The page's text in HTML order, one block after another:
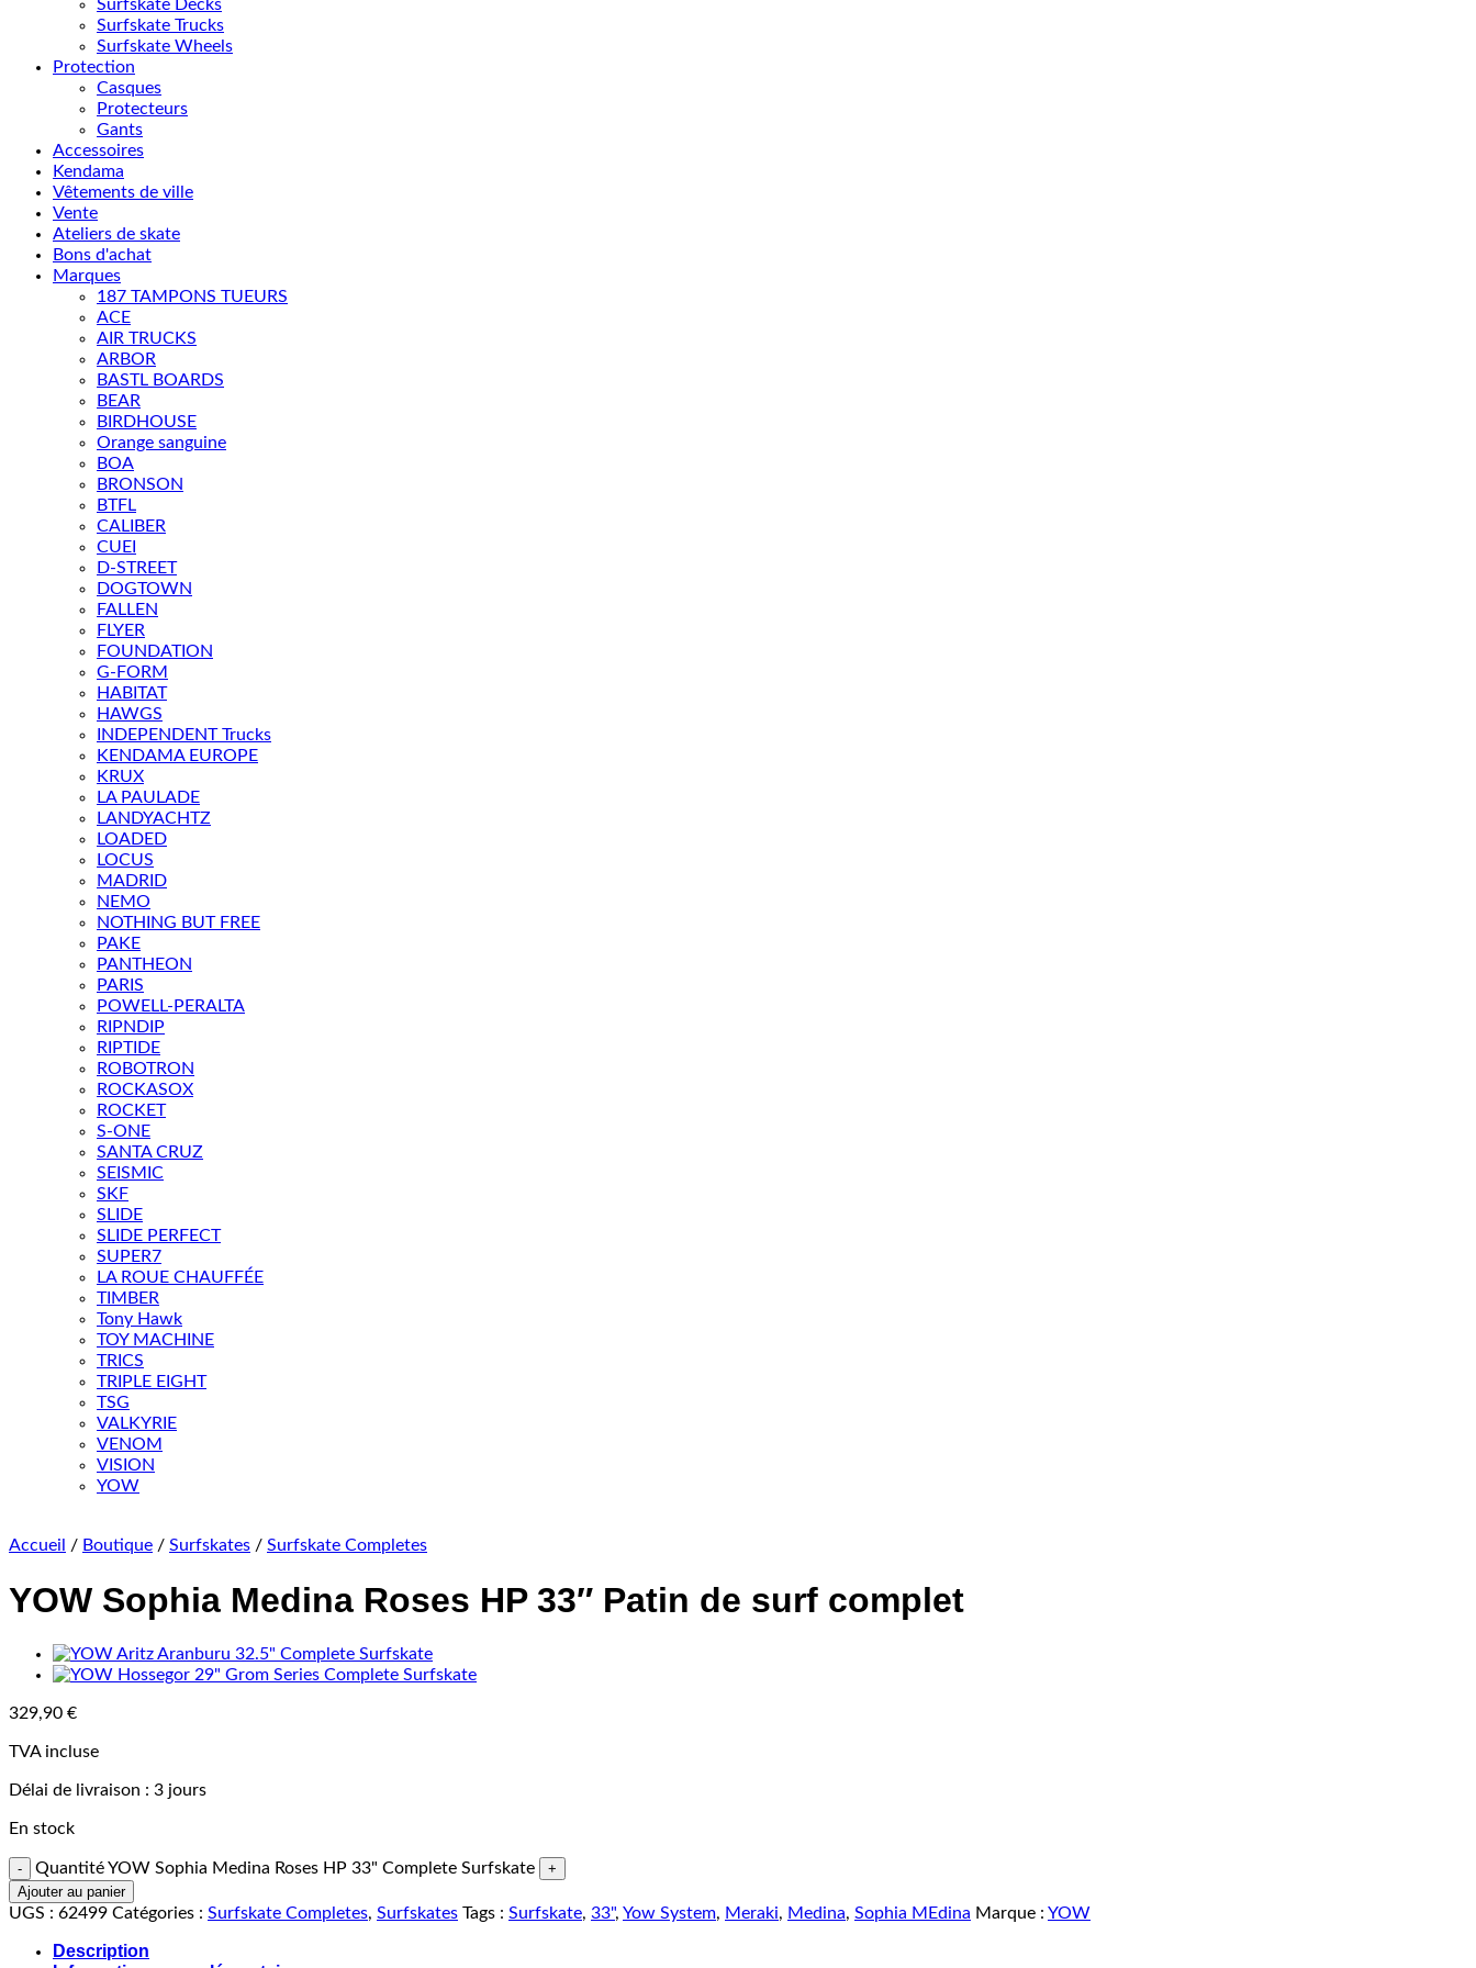
Surfskate Decks
Surfskate Trucks
Surfskate Wheels
Protection
Casques
Protecteurs
Gants
Accessoires
Kendama
Vêtements de ville
Vente
Ateliers de skate
Bons d'achat
Marques
187 TAMPONS TUEURS
ACE
AIR TRUCKS
ARBOR
BASTL BOARDS
BEAR
BIRDHOUSE
Orange sanguine
BOA
BRONSON
BTFL
CALIBER
CUEI
D-STREET
DOGTOWN
FALLEN
FLYER
FOUNDATION
G-FORM
HABITAT
HAWGS
INDEPENDENT Trucks
KENDAMA EUROPE
KRUX
LA PAULADE
LANDYACHTZ
LOADED
LOCUS
MADRID
NEMO
NOTHING BUT FREE
PAKE
PANTHEON
PARIS
POWELL-PERALTA
RIPNDIP
RIPTIDE
ROBOTRON
ROCKASOX
ROCKET
S-ONE
SANTA CRUZ
SEISMIC
SKF
SLIDE
SLIDE PERFECT
SUPER7
LA ROUE CHAUFFÉE
TIMBER
Tony Hawk
TOY MACHINE
TRICS
TRIPLE EIGHT
TSG
VALKYRIE
VENOM
VISION
YOW
Accueil / Boutique / Surfskates / Surfskate Completes
YOW Sophia Medina Roses HP 33″ Patin de surf complet
329,90 €
TVA incluse
Délai de livraison : 3 jours
En stock
Quantité YOW Sophia Medina Roses HP 33" Complete Surfskate
Ajouter au panier
UGS : 62499 Catégories : Surfskate Completes, Surfskates Tags : Surfskate, 33", Yow System, Meraki, Medina, Sophia MEdina Marque : YOW
Description